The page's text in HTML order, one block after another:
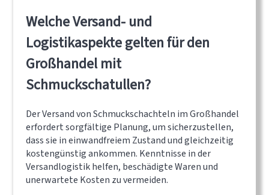
Welche Versand- und
Logistikaspekte gelten für den
Großhandel mit
Schmuckschatullen?
Der Versand von Schmuckschachteln im Großhandel
erfordert sorgfältige Planung, um sicherzustellen,
dass sie in einwandfreiem Zustand und gleichzeitig
kostengünstig ankommen. Kenntnisse in der
Versandlogistik helfen, beschädigte Waren und
unerwartete Kosten zu vermeiden.